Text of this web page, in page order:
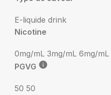
E-liquide drink
Nicotine
0mg/mL 3mg/mL 6mg/mL
PGVG
50 50